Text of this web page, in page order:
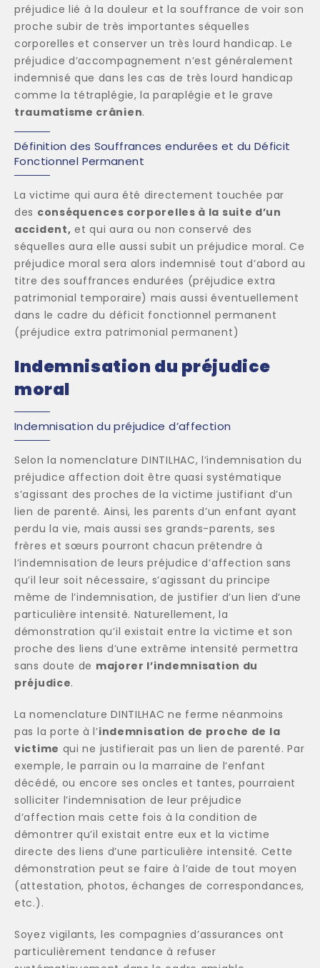
préjudice lié à la douleur et la souffrance de voir son
proche subir de très importantes séquelles
corporelles et conserver un très lourd handicap. Le
préjudice d’accompagnement n’est généralement
indemnisé que dans les cas de très lourd handicap
comme la tétraplégie, la paraplégie et le grave
traumatisme crânien.
Définition des Souffrances endurées et du Déficit
Fonctionnel Permanent
La victime qui aura été directement touchée par
des conséquences corporelles à la suite d’un
accident, et qui aura ou non conservé des
séquelles aura elle aussi subit un préjudice moral. Ce
préjudice moral sera alors indemnisé tout d’abord au
titre des souffrances endurées (préjudice extra
patrimonial temporaire) mais aussi éventuellement
dans le cadre du déficit fonctionnel permanent
(préjudice extra patrimonial permanent)
Indemnisation du préjudice
moral
Indemnisation du préjudice d’affection
Selon la nomenclature DINTILHAC, l’indemnisation du
préjudice affection doit être quasi systématique
s’agissant des proches de la victime justifiant d’un
lien de parenté. Ainsi, les parents d’un enfant ayant
perdu la vie, mais aussi ses grands-parents, ses
frères et sœurs pourront chacun prétendre à
l’indemnisation de leurs préjudice d’affection sans
qu’il leur soit nécessaire, s’agissant du principe
même de l’indemnisation, de justifier d’un lien d’une
particulière intensité. Naturellement, la
démonstration qu’il existait entre la victime et son
proche des liens d’une extrême intensité permettra
sans doute de majorer l’indemnisation du
préjudice.
La nomenclature DINTILHAC ne ferme néanmoins
pas la porte à l’indemnisation de proche de la
victime qui ne justifierait pas un lien de parenté. Par
exemple, le parrain ou la marraine de l’enfant
décédé, ou encore ses oncles et tantes, pourraient
solliciter l’indemnisation de leur préjudice
d’affection mais cette fois à la condition de
démontrer qu’il existait entre eux et la victime
directe des liens d’une particulière intensité. Cette
démonstration peut se faire à l’aide de tout moyen
(attestation, photos, échanges de correspondances,
etc.).
Soyez vigilants, les compagnies d’assurances ont
particulièrement tendance à refuser